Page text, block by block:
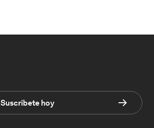
Suscríbete hoy